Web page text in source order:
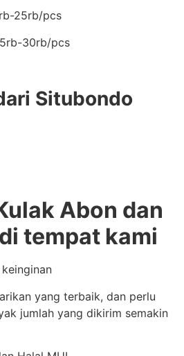
25rb/pcs
30rb/pcs
Situbondo
Abon dan
tempat kami
yang terbaik, dan perlu
jumlah yang dikirim semakin